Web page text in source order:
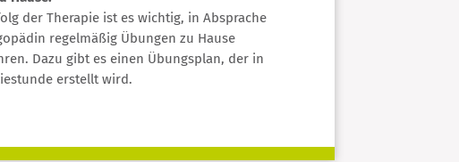
der Therapie ist es wichtig, in Absprache
regelmäßig Übungen zu Hause
Dazu gibt es einen Übungsplan, der in
erstellt wird.